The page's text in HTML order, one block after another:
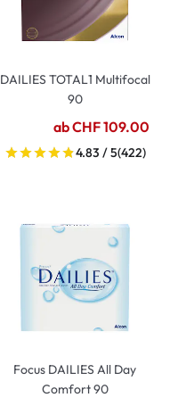
DAILIES TOTAL1 Multifocal
90
ab CHF 109.00
4.83 / 5(422)
Focus DAILIES All Day
Comfort 90